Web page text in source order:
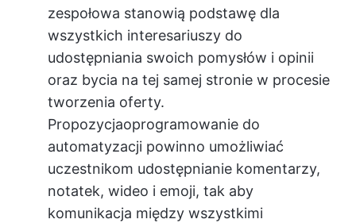
zespołowa stanowią podstawę dla
wszystkich interesariuszy do
udostępniania swoich pomysłów i opinii
oraz bycia na tej samej stronie w procesie
tworzenia oferty.
Propozycjaoprogramowanie do
automatyzacji powinno umożliwiać
uczestnikom udostępnianie komentarzy,
notatek, wideo i emoji, tak aby
komunikacja między wszystkimi